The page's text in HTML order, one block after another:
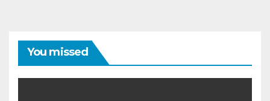
You missed